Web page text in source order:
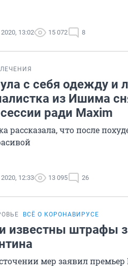
13:02 15 072 8
с себя одежду и
из Ишима
ради Maxim
рассказала, что после
12:33 13 095 26
ВСЁ О КОРОНАВИРУСЕ
известны штрафы
мер заявил